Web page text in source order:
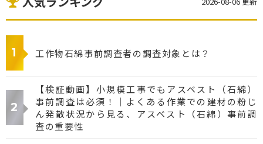
工作物石綿事前調査者の調査対象とは？
【検証動画】小規模工事でもアスベスト（石綿）
事前調査は必須！｜よくある作業での建材の粉じ
ん発散状況から見る、アスベスト（石綿）事前調
査の重要性